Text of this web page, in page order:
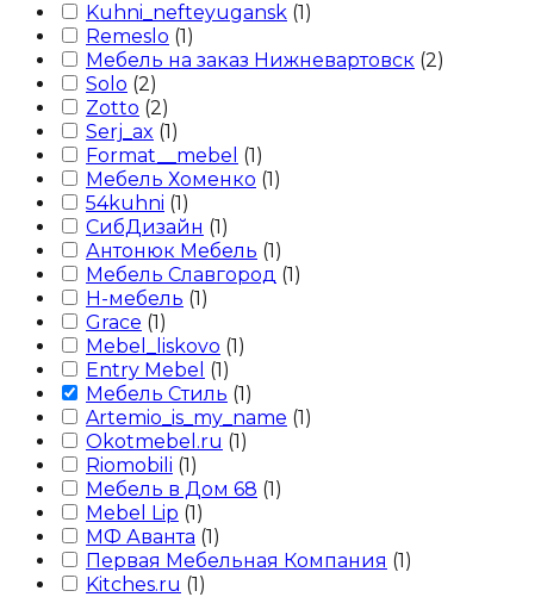
Kuhni_nefteyugansk (1)
Remeslo (1)
Мебель на заказ Нижневартовск (2)
Solo (2)
Zotto (2)
Serj_ax (1)
Format__mebel (1)
Мебель Хоменко (1)
54kuhni (1)
СибДизайн (1)
Антонюк Мебель (1)
Мебель Славгород (1)
Н-мебель (1)
Grace (1)
Mebel_liskovo (1)
Entry Mebel (1)
Мебель Стиль (1)
Artemio_is_my_name (1)
Okotmebel.ru (1)
Riomobili (1)
Мебель в Дом 68 (1)
Mebel Lip (1)
МФ Аванта (1)
Первая Мебельная Компания (1)
Kitches.ru (1)